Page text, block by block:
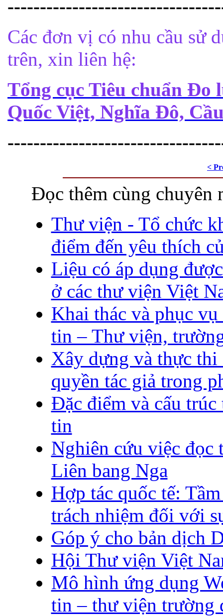
Các đơn vị có nhu cầu sử
trên, xin liên hệ:
Tổng cục Tiêu chuẩn
Quốc Việt, Nghĩa Đô,
<
Đọc thêm cùng chuyên
Thư viện - Tổ chức
điểm đến yêu thích
Liệu có áp dụng
ở các thư viện Việt
Khai thác và phục
tin – Thư viện,
Xây dựng và thực thi
quyền tác giả trong
Đặc điểm và cấu
tin
Nghiên cứu việc đọc
Liên bang Nga
Hợp tác quốc tế:
trách nhiệm đối với
Góp ý cho bản dịch
Hội Thư viện Việt
Mô hình ứng dụng
tin – thư viện trường